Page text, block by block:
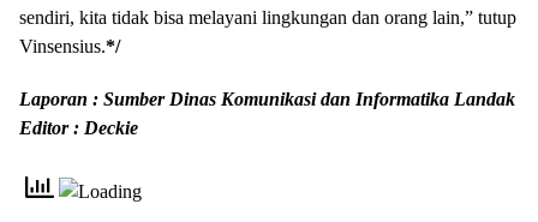
sendiri, kita tidak bisa melayani lingkungan dan orang lain,” tutup
Vinsensius.*/
Laporan : Sumber Dinas Komunikasi dan Informatika Landak
Editor : Deckie